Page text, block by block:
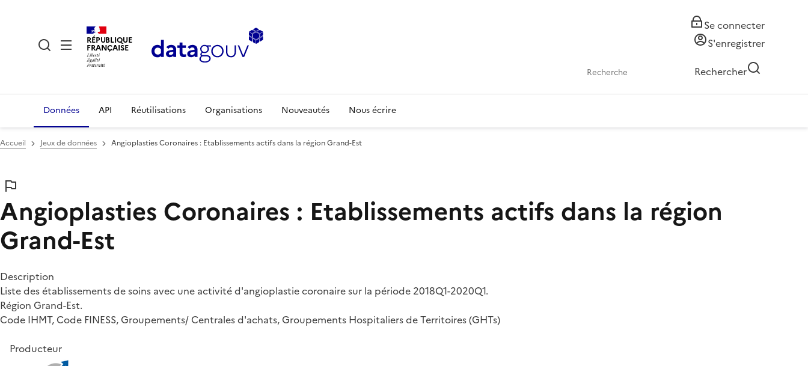
RÉPUBLIQUE
FRANÇAISE
Se connecter
S'enregistrer
Rechercher
Données API Réutilisations Organisations Nouveautés Nous écrire
Accueil Jeux de données Angioplasties Coronaires : Etablissements actifs dans la région Grand-Est
Angioplasties Coronaires : Etablissements actifs dans la région
Grand-Est
Description
Liste des établissements de soins avec une activité d'angioplastie coronaire sur la période 2018Q1-2020Q1.
Région Grand-Est.
Code IHMT, Code FINESS, Groupements/ Centrales d'achats, Groupements Hospitaliers de Territoires (GHTs)
Producteur